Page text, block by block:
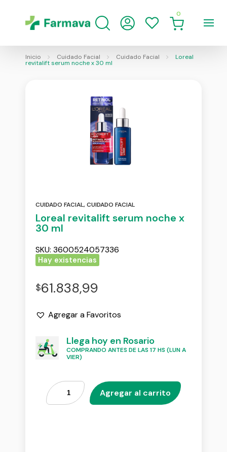
0
Inicio Cuidado Facial Cuidado Facial Loreal
revitalift serum noche x 30 ml
CUIDADO FACIAL,CUIDADO FACIAL
Loreal revitalift serum noche x
30 ml
SKU: 3600524057336
Hay existencias
$61.838,99
Agregar a Favoritos
Llega hoy en Rosario
COMPRANDO ANTES DE LAS 17 HS (LUN A
VIER)
Agregar al carrito